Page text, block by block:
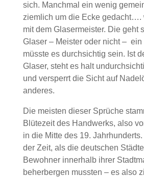
sich. Manchmal ein wenig
ziemlich um die Ecke gedacht….
mit dem Glasermeister. Die geht
Glaser – Meister oder nicht – ein
müsste es durchsichtig sein. Ist
Glaser, steht es halt
und versperrt die Sicht auf
anderes.
Die meisten dieser Sprüche
Blütezeit des Handwerks, also
in die Mitte des 19.
der Zeit, als die deutschen
Bewohner innerhalb ihrer
beherbergen mussten – es also